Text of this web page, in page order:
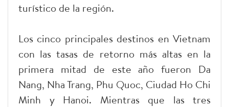
turístico de la región.
Los cinco principales destinos en Vietnam
con las tasas de retorno más altas en la
primera mitad de este año fueron Da
Nang, Nha Trang, Phu Quoc, Ciudad Ho Chi
Minh y Hanoi. Mientras que las tres